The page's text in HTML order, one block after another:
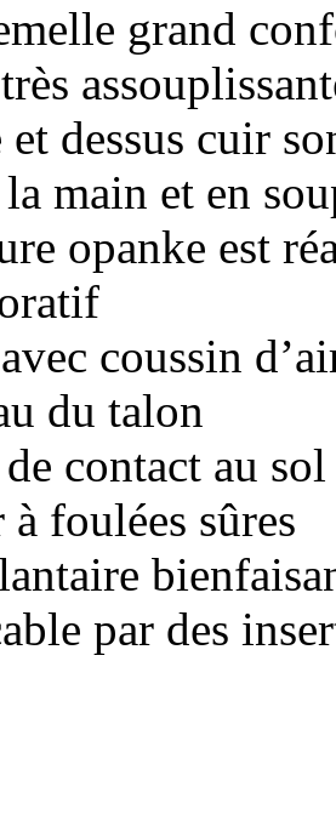
grand
et dessus cuir
main et en
opanke est
coussin
du talon
contact au
à foulées sûres
par des